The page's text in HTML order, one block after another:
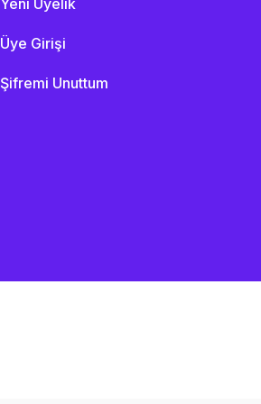
Üye Girişi
Şifremi Unuttum